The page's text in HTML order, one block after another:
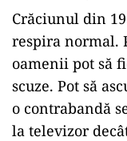
Crăciunul din
respira normal.
oamenii pot să
scuze. Pot să
o contrabandă
la televizor